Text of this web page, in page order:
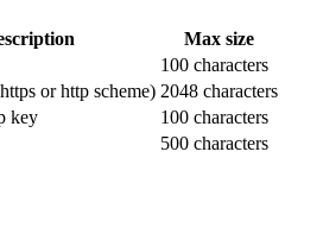
Max size
100 characters
or http scheme) 2048 characters
key
100 characters
500 characters